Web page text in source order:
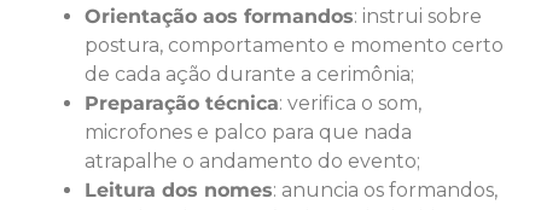
Orientação aos formandos: instrui sobre
postura, comportamento e momento certo
de cada ação durante a cerimônia;
Preparação técnica: verifica o som,
microfones e palco para que nada
atrapalhe o andamento do evento;
Leitura dos nomes: anuncia os formandos,